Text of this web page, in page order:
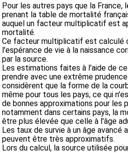
Pour les autres pays que la
prenant la table de mortalité
auquel un facteur multiplicatif est
mortalité.
Ce facteur multiplicatif est calculé
l'espérance de vie à la naissance
par la source.
Les estimations faites à l'aide de
prendre avec une extrême
considèrent que la forme de la
même pour tous les pays, ce qui
de bonnes approximations pour les
notamment dans certains pays, la
être plus élevée que celle à l'âge
Les taux de survie à un âge
peuvent être très approximatifs.
Lors du calcul, la source utilisée